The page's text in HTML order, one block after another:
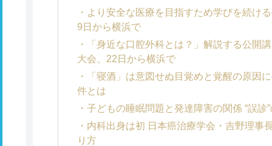
より安全な医療を目指すため学びを続け
9日から横浜で
「身近な口腔外科とは？」解説する公開
大会、22日から横浜で
「寝酒」は意図せぬ目覚めと覚醒の原因
件とは
子どもの睡眠問題と発達障害の関係 “誤診
内科出身は初 日本癌治療学会・吉野理
り方